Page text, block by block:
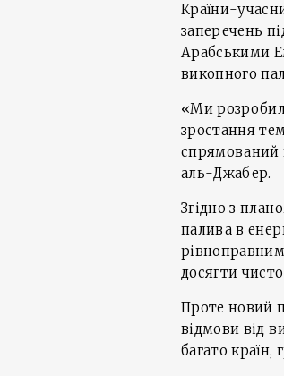
Країни-
заперечень
Арабськими
викопного
«Ми
зростання
спрямований
аль-Джабер.
Згідно з
палива в
досягти
Проте новий
відмови від
багато країн,